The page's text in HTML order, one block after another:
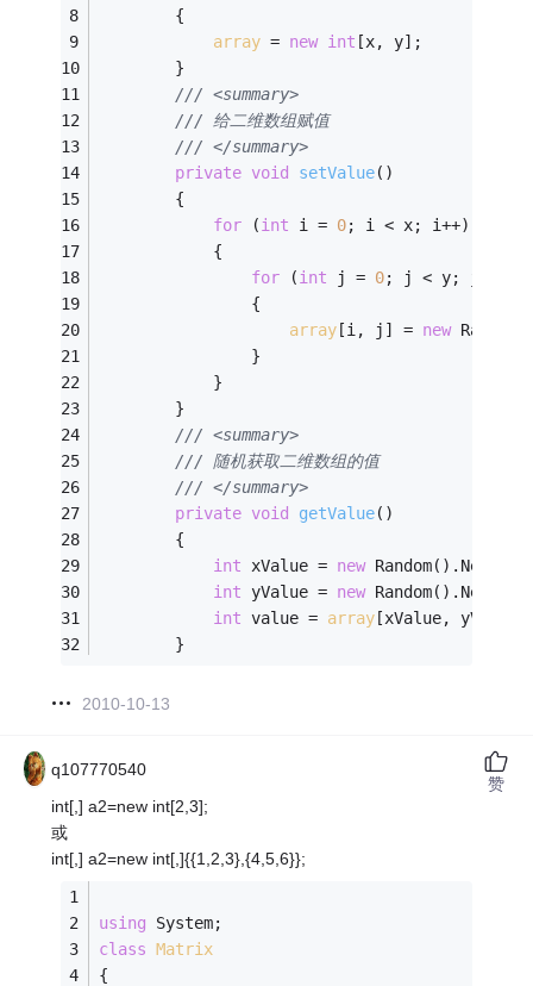
        {
array = new int [x, y];
        }
/// <summary>
/// 给二维数组赋值
/// </summary>
private void setValue()
        {
for (int i = 0; i < x; i++)
            {
for (int j = 0; j < y; j++)
                {
array[i, j] = new
                }
            }
        }
/// <summary>
/// 随机获取二维数组的值
/// </summary>
private void getValue()
        {
int xValue = new
int yValue = new
int value = array[xValue,
        }
2010-10-13
q107770540
int[,] a2=new int[2,3];
或
int[,] a2=new int[,]{{1,2,3},{4,5,6}};
using System;
class Matrix
{
赞